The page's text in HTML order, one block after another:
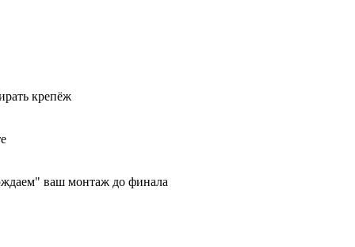
крепёж
ваш монтаж до финала